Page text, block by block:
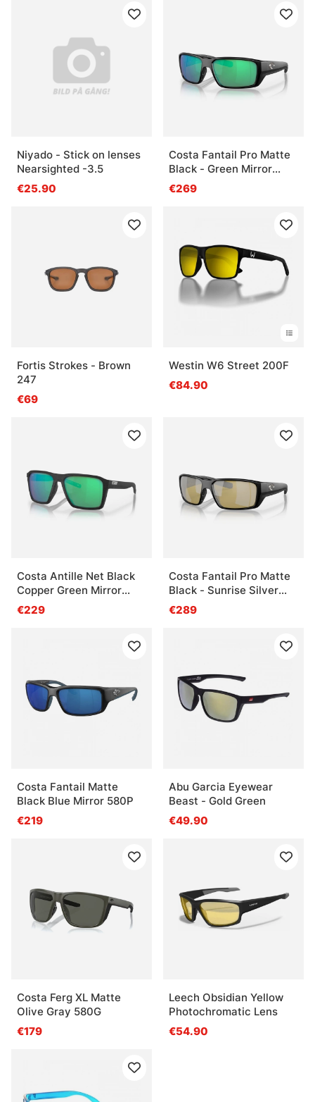
Niyado - Stick on lenses
Nearsighted -3.5
€25.90
Costa Fantail Pro Matte
Black - Green Mirror
580G
€269
Fortis Strokes - Brown
247
€69
Westin W6 Street 200F
€84.90
Costa Antille Net Black
Copper Green Mirror
580G
€229
Costa Fantail Pro Matte
Black - Sunrise Silver
Mirror 580G
€289
Costa Fantail Matte
Black Blue Mirror 580P
€219
Abu Garcia Eyewear
Beast - Gold Green
€49.90
Costa Ferg XL Matte
Olive Gray 580G
€179
Leech Obsidian Yellow
Photochromatic Lens
€54.90